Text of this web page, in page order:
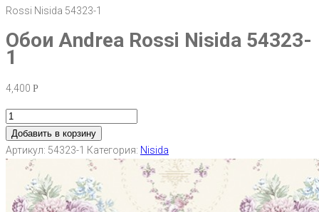
Rossi Nisida 54323-1
Обои Andrea Rossi Nisida 54323-
1
4,400 Р
Добавить в корзину
Артикул: 54323-1 Категория: Nisida